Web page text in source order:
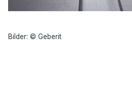
Bilder: © Geberit